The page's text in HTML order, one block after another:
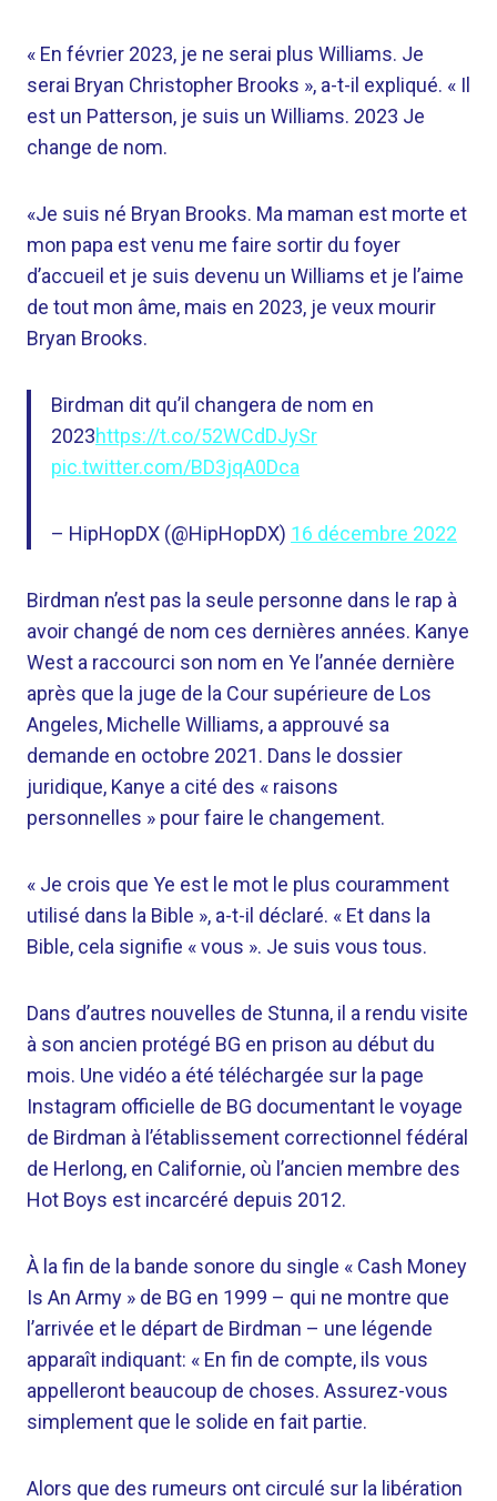
« En février 2023, je ne serai plus Williams. Je
serai Bryan Christopher Brooks », a-t-il expliqué. « Il
est un Patterson, je suis un Williams. 2023 Je
change de nom.
«Je suis né Bryan Brooks. Ma maman est morte et
mon papa est venu me faire sortir du foyer
d’accueil et je suis devenu un Williams et je l’aime
de tout mon âme, mais en 2023, je veux mourir
Bryan Brooks.
Birdman dit qu’il changera de nom en
2023https://t.co/52WCdDJySr
pic.twitter.com/BD3jqA0Dca
– HipHopDX (@HipHopDX) 16 décembre 2022
Birdman n’est pas la seule personne dans le rap à
avoir changé de nom ces dernières années. Kanye
West a raccourci son nom en Ye l’année dernière
après que la juge de la Cour supérieure de Los
Angeles, Michelle Williams, a approuvé sa
demande en octobre 2021. Dans le dossier
juridique, Kanye a cité des « raisons
personnelles » pour faire le changement.
« Je crois que Ye est le mot le plus couramment
utilisé dans la Bible », a-t-il déclaré. « Et dans la
Bible, cela signifie « vous ». Je suis vous tous.
Dans d’autres nouvelles de Stunna, il a rendu visite
à son ancien protégé BG en prison au début du
mois. Une vidéo a été téléchargée sur la page
Instagram officielle de BG documentant le voyage
de Birdman à l’établissement correctionnel fédéral
de Herlong, en Californie, où l’ancien membre des
Hot Boys est incarcéré depuis 2012.
À la fin de la bande sonore du single « Cash Money
Is An Army » de BG en 1999 – qui ne montre que
l’arrivée et le départ de Birdman – une légende
apparaît indiquant: « En fin de compte, ils vous
appelleront beaucoup de choses. Assurez-vous
simplement que le solide en fait partie.
Alors que des rumeurs ont circulé sur la libération